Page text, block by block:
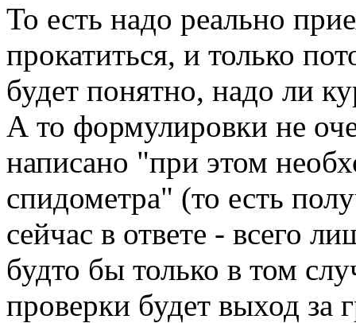
То есть надо реально
прокатиться, и только
будет понятно, надо ли
А то формулировки не
написано "при этом
спидометра" (то есть
сейчас в ответе - всего
будто бы только в том
проверки будет выход за